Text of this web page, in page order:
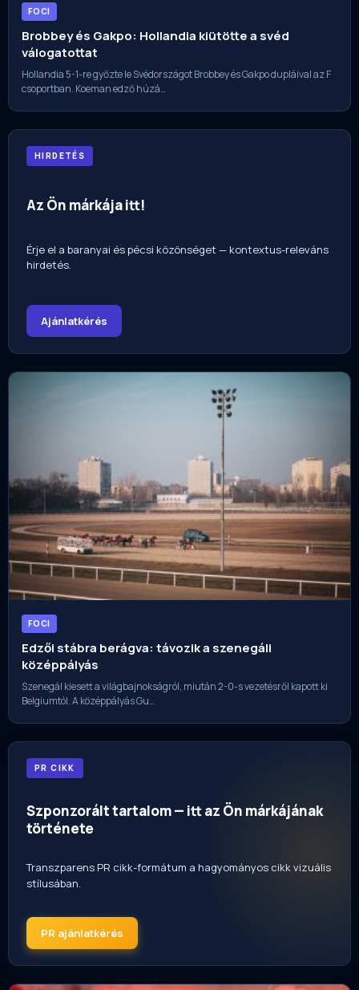
FOCI
Brobbey és Gakpo: Hollandia kiütötte a svéd
válogatottat
Hollandia 5-1-re győzte le Svédországot Brobbey és Gakpo dupláival az F
csoportban. Koeman edző húzá…
HIRDETÉS
Az Ön márkája itt!
Érje el a baranyai és pécsi közönséget — kontextus-releváns
hirdetés.
Ajánlatkérés
FOCI
Edzői stábra berágva: távozik a szenegáli
középpályás
Szenegál kiesett a világbajnokságról, miután 2-0-s vezetésről kapott ki
Belgiumtól. A középpályás Gu…
PR CIKK
Szponzorált tartalom — itt az Ön márkájának
története
Transzparens PR cikk-formátum a hagyományos cikk vizuális
stílusában.
PR ajánlatkérés